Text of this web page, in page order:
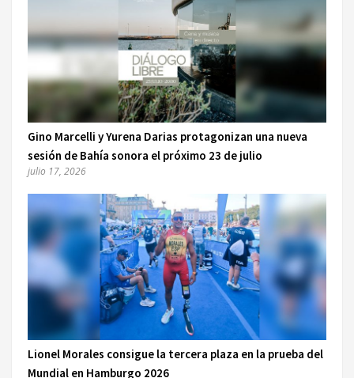
Gino Marcelli y Yurena Darias protagonizan una nueva
sesión de Bahía sonora el próximo 23 de julio
julio 17, 2026
Lionel Morales consigue la tercera plaza en la prueba del
Mundial en Hamburgo 2026